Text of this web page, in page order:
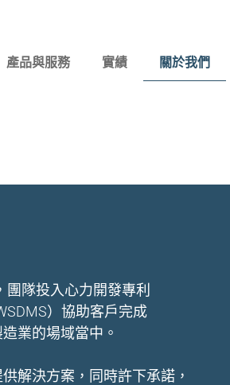
產品與服務 實績 關於我們
隊投入心力開發專利
）協助客戶完成
業的場域當中。
解決方案，同時許下承諾，